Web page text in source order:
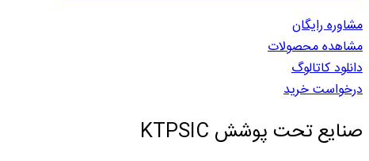
مشاوره رایگان
مشاهده محصولات
دانلود کاتالوگ
درخواست خرید
صنایع تحت پوشش KTPSIC